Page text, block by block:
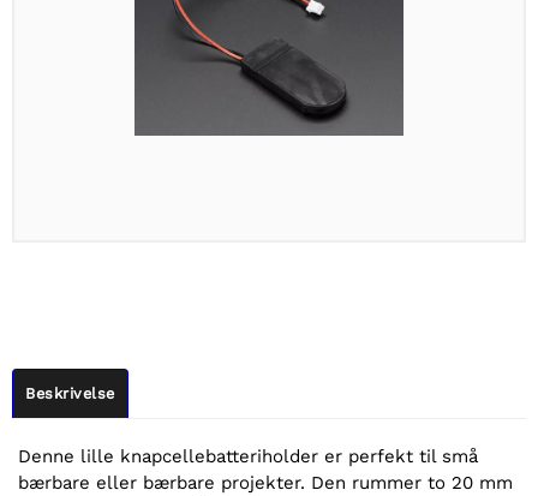
Beskrivelse
Denne lille knapcellebatteriholder er perfekt til små
bærbare eller bærbare projekter. Den rummer to 20 mm